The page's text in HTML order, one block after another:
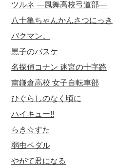
ツルネ ―風舞高校弓道部―
八十亀ちゃんかんさつにっき
バクマン。
黒子のバスケ
名探偵コナン 迷宮の十字路
南鎌倉高校 女子自転車部
ひぐらしのなく頃に
ハイキュー!!
らき☆すた
弱虫ペダル
やがて君になる